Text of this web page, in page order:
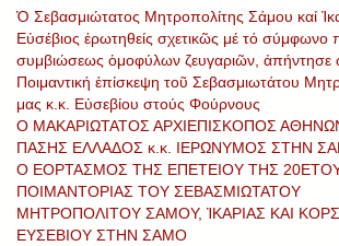
Ὁ Σεβασμιώτατος Μητροπολίτης Σάμου καί
Εὐσέβιος ἐρωτηθείς σχετικῶς μέ τό σύμφωνο
συμβιώσεως ὁμοφύλων ζευγαριῶν, ἀπήντησε
Ποιμαντική ἐπίσκεψη τοῦ Σεβασμιωτάτου
μας κ.κ. Εὐσεβίου στούς Φούρνους
Ο ΜΑΚΑΡΙΩΤΑΤΟΣ ΑΡΧΙΕΠΙΣΚΟΠΟΣ
ΠΑΣΗΣ ΕΛΛΑΔΟΣ κ.κ. ΙΕΡΩΝΥΜΟΣ ΣΤΗΝ
Ο ΕΟΡΤΑΣΜΟΣ ΤΗΣ ΕΠΕΤΕΙΟΥ ΤΗΣ
ΠΟΙΜΑΝΤΟΡΙΑΣ ΤΟΥ ΣΕΒΑΣΜΙΩΤΑΤΟΥ
ΜΗΤΡΟΠΟΛΙΤΟΥ ΣΑΜΟΥ, ἸΚΑΡΙΑΣ ΚΑΙ
ΕΥΣΕΒΙΟΥ ΣΤΗΝ ΣΑΜΟ